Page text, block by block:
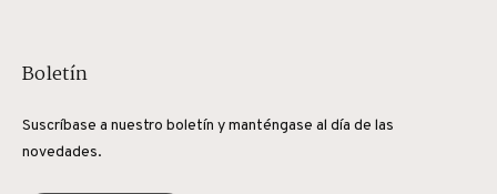
Boletín
Suscríbase a nuestro boletín y manténgase al día de las
novedades.